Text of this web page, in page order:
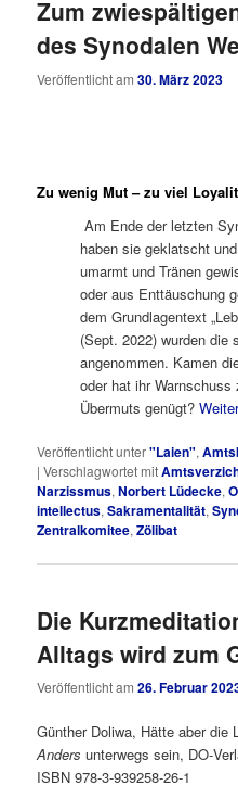
Zum
des Synodalen
Veröffentlicht am30. März 2023
Zu wenig Mut – zu viel
Am Ende der letzten
haben sie geklatscht
umarmt und Tränen
oder aus Enttäuschung
dem Grundlagentext
(Sept. 2022) wurden die
angenommen. Kamen
oder hat ihr
Übermuts genügt?
Veröffentlicht unter"Laien",
|Verschlagwortet mit
Narzissmus,Norbert Lüdecke,
intellectus,Sakramentalität,
Zentralkomitee,Zölibat
Die
Alltags wird zum
Veröffentlicht am26. Februar
Günther Doliwa, Hätte aber die
Anders unterwegs sein,
ISBN 978-3-939258-26-1